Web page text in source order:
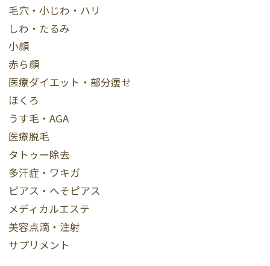
毛穴・小じわ・ハリ
しわ・たるみ
小顔
赤ら顔
医療ダイエット・部分痩せ
ほくろ
うす毛・AGA
医療脱毛
タトゥー除去
多汗症・ワキガ
ピアス・へそピアス
メディカルエステ
美容点滴・注射
サプリメント